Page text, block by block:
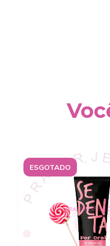
ESGOTADO